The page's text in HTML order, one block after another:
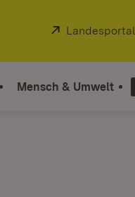
Extern:
Landesportal
Mensch & Umwelt